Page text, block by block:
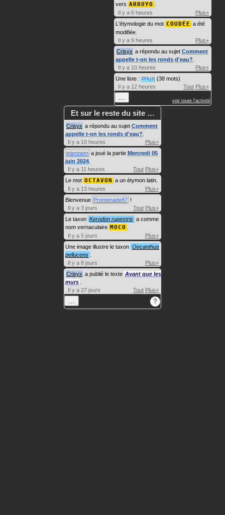
vers ARROYO
Il y a 6 heures
Plus+
L'étymologie du mot COUDÉE a été
modifiée.
Il y a 9 heures
Plus+
Crisyx a répondu au sujet Comment
appelle t-on les ronds d'eau?
Il y a 10 heures
Plus+
Une liste : #Huit (38 mots)
Il y a 12 heures
Tout Plus+
voir toute l'activité
Et sur le reste du site …
Crisyx a répondu au sujet Comment
appelle t-on les ronds d'eau?
Il y a 10 heures
Plus+
etiennem a joué la partie Mercredi 05
juin 2024
Il y a 11 heures
Tout Plus+
Le mot OCTAVON a un étymon latin.
Il y a 13 heures
Plus+
Bienvenue Promenade87 !
Il y a 3 jours
Tout Plus+
Le taxon Kerodon rupestris a comme
nom vernaculaire MOCO
Il y a 5 jours
Plus+
Une image illustre le taxon Oecanthus
pellucens
Il y a 8 jours
Plus+
Crisyx a publié le texte Avant que les
murs
Il y a 27 jours
Tout Plus+
?